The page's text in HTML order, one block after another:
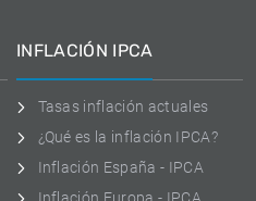
INFLACIÓN IPCA
Tasas inflación actuales
¿Qué es la inflación IPCA?
Inflación España - IPCA